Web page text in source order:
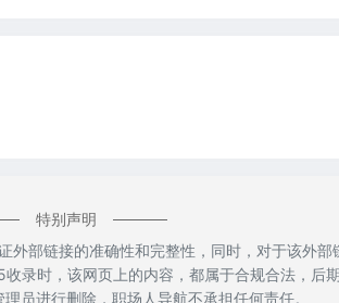
特别声明
部链接的准确性和完整性，同时，对于该外部
录时，该网页上的内容，都属于合规合法，后
员进行删除，职场人导航不承担任何责任。